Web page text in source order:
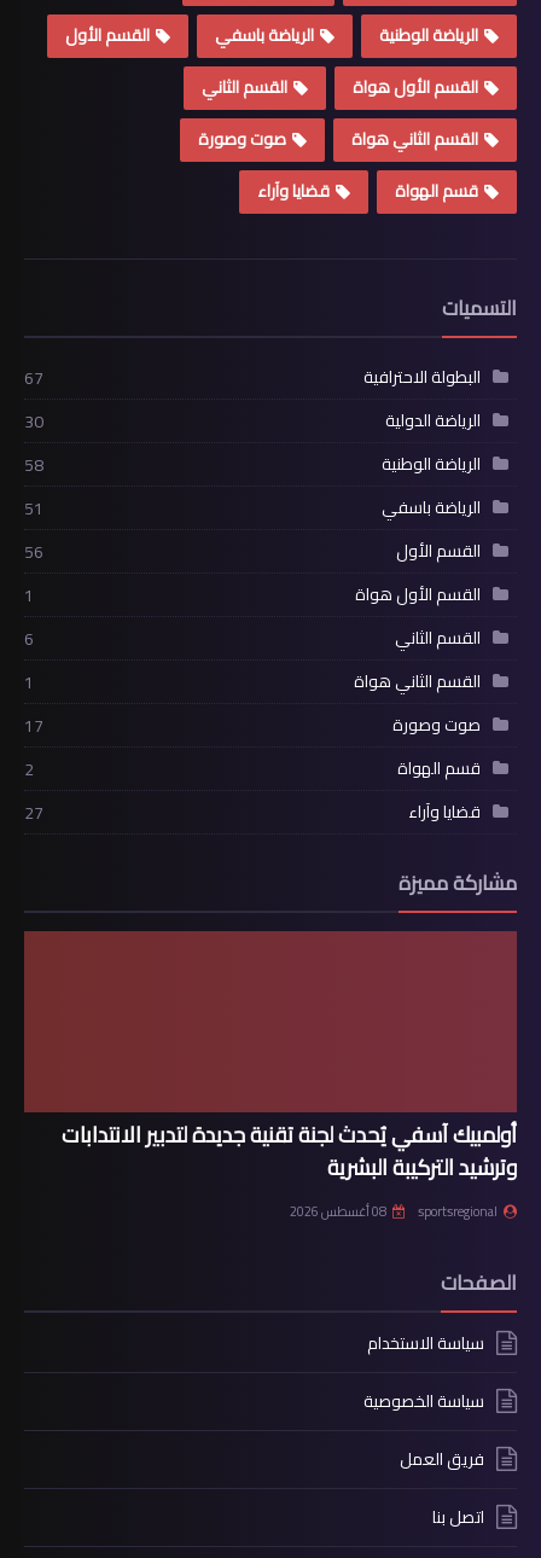
الرياضة الوطنية
الرياضة باسفي
القسم الأول
القسم الأول هواة
القسم الثاني
القسم الثاني هواة
صوت وصورة
قسم الهواة
قضايا وآراء
التسميات
البطولة الاحترافية
67
الرياضة الدولية
30
الرياضة الوطنية
58
الرياضة باسفي
51
القسم الأول
56
القسم الأول هواة
1
القسم الثاني
6
القسم الثاني هواة
1
صوت وصورة
17
قسم الهواة
2
قضايا وآراء
27
مشاركة مميزة
أولمبيك آسفي يُحدث لجنة تقنية جديدة لتدبير الانتدابات
وترشيد التركيبة البشرية
sportsregional 08 أغسطس 2026
الصفحات
سياسة الاستخدام
سياسة الخصوصية
فريق العمل
اتصل بنا